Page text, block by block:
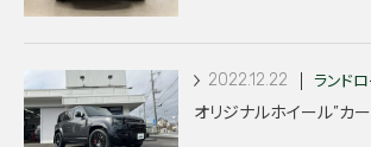
2022.12.22 ランド
オリジナルホイール”カ